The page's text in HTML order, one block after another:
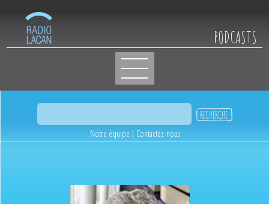
PODCASTS
Notre équipe | Contactez-nous